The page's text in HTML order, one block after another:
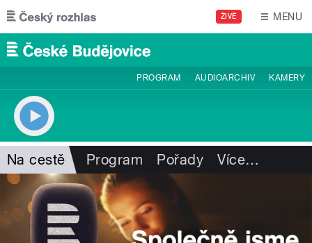
Přejít k hlavnímu obsahu
ŽIVĚ MENU
PROGRAM AUDIOARCHIV KAMERY
Na cestě Program Pořady Více…